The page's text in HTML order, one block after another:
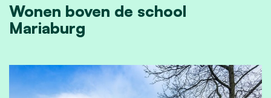
Wonen boven de school
Mariaburg